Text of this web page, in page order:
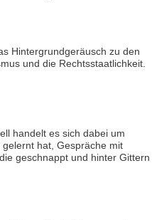
Hintergrundgeräusch zu den
und die Rechtsstaatlichkeit.
handelt es sich dabei um
hat, Gespräche mit
geschnappt und hinter Gittern